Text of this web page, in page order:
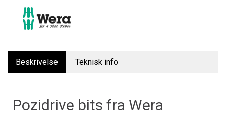
Beskrivelse Teknisk info
Pozidrive bits fra Wera